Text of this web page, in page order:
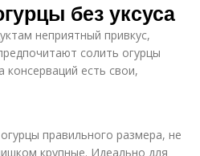
без уксуса
неприятный привкус,
солить огурцы
консерваций есть свои,
правильного размера, не
крупные. Идеально для